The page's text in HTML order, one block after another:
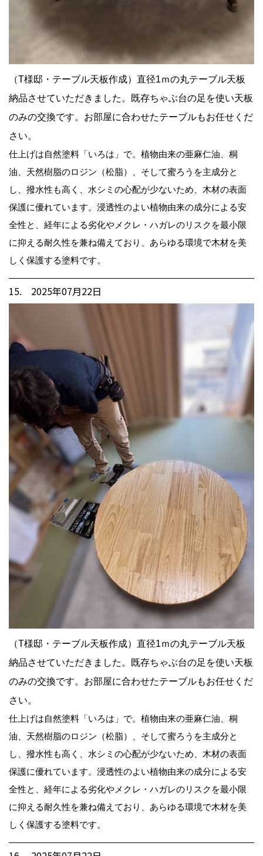
（T様邸・テーブル天板作成）直径1ｍの丸テーブル天板
納品させていただきました。既存ちゃぶ台の足を使い天板
のみの交換です。お部屋に合わせたテーブルもお任せくだ
さい。
仕上げは自然塗料「いろは」で。植物由来の亜麻仁油、桐
油、天然樹脂のロジン（松脂）、そして蜜ろうを主成分と
し、撥水性も高く、水シミの心配が少ないため、木材の表面
保護に優れています。浸透性のよい植物由来の成分による安
全性と、経年による劣化やメクレ・ハガレのリスクを最小限
に抑える耐久性を兼ね備えており、あらゆる環境で木材を美
しく保護する塗料です。
15. 2025年07月22日
（T様邸・テーブル天板作成）直径1ｍの丸テーブル天板
納品させていただきました。既存ちゃぶ台の足を使い天板
のみの交換です。お部屋に合わせたテーブルもお任せくだ
さい。
仕上げは自然塗料「いろは」で。植物由来の亜麻仁油、桐
油、天然樹脂のロジン（松脂）、そして蜜ろうを主成分と
し、撥水性も高く、水シミの心配が少ないため、木材の表面
保護に優れています。浸透性のよい植物由来の成分による安
全性と、経年による劣化やメクレ・ハガレのリスクを最小限
に抑える耐久性を兼ね備えており、あらゆる環境で木材を美
しく保護する塗料です。